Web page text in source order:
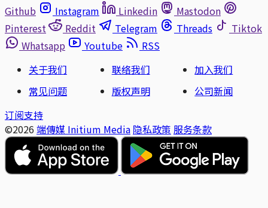
Github
Instagram Linkedin
Mastodon
Pinterest
Reddit Telegram Threads
Tiktok
Whatsapp
Youtube
RSS
关于我们
联络我们
加入我们
常见问题
版权声明
公司新闻
订阅支持
©2026 端傳媒 Initium Media 隐私政策 服务条款